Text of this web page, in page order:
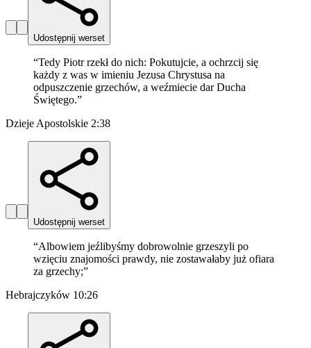
Udostępnij werset
“Tedy Piotr rzekł do nich: Pokutujcie, a ochrzcij się
każdy z was w imieniu Jezusa Chrystusa na
odpuszczenie grzechów, a weźmiecie dar Ducha
Świętego.”
Dzieje Apostolskie 2:38
Udostępnij werset
“Albowiem jeźlibyśmy dobrowolnie grzeszyli po
wzięciu znajomości prawdy, nie zostawałaby już ofiara
za grzechy;”
Hebrajczyków 10:26